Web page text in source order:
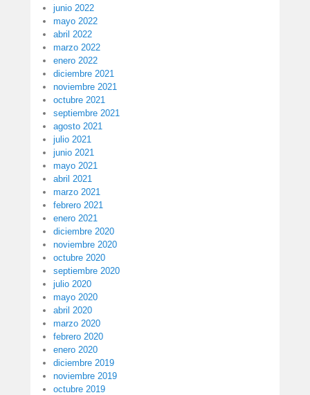
junio 2022
mayo 2022
abril 2022
marzo 2022
enero 2022
diciembre 2021
noviembre 2021
octubre 2021
septiembre 2021
agosto 2021
julio 2021
junio 2021
mayo 2021
abril 2021
marzo 2021
febrero 2021
enero 2021
diciembre 2020
noviembre 2020
octubre 2020
septiembre 2020
julio 2020
mayo 2020
abril 2020
marzo 2020
febrero 2020
enero 2020
diciembre 2019
noviembre 2019
octubre 2019